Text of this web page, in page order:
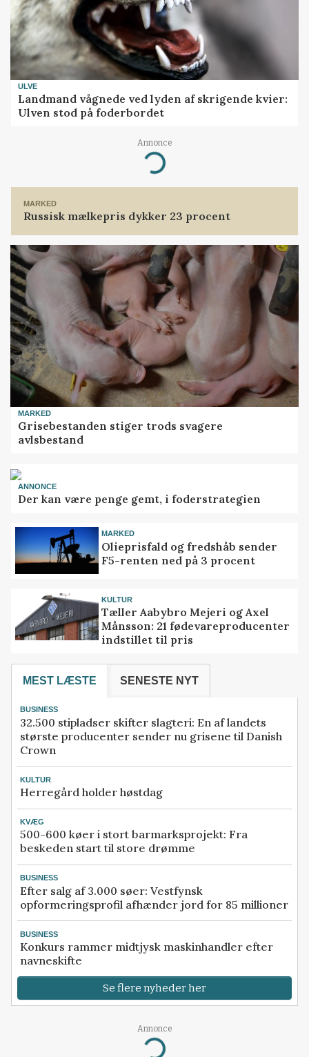
ULVE
Landmand vågnede ved lyden af skrigende kvier:
Ulven stod på foderbordet
Annonce
Loading...
MARKED
Russisk mælkepris dykker 23 procent
MARKED
Grisebestanden stiger trods svagere
avlsbestand
ANNONCE
Der kan være penge gemt, i foderstrategien
MARKED
Olieprisfald og fredshåb sender
F5-renten ned på 3 procent
KULTUR
Tæller Aabybro Mejeri og Axel
Månsson: 21 fødevareproducenter
indstillet til pris
MEST LÆSTE SENESTE NYT
BUSINESS
32.500 stipladser skifter slagteri: En af landets
største producenter sender nu grisene til Danish
Crown
KULTUR
Herregård holder høstdag
KVÆG
500-600 køer i stort barmarksprojekt: Fra
beskeden start til store drømme
BUSINESS
Efter salg af 3.000 søer: Vestfynsk
opformeringsprofil afhænder jord for 85 millioner
BUSINESS
Konkurs rammer midtjysk maskinhandler efter
navneskifte
Se flere nyheder her
Annonce